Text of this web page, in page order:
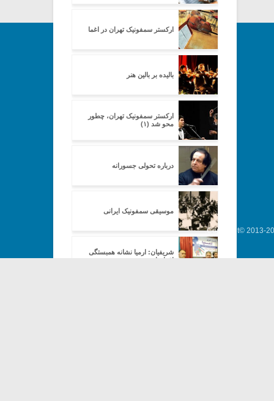
ارکستر سمفونیک تهران در اغما
بالیده بر بالین هنر
ارکستر سمفونیک تهران، چطور
محو شد (۱)
درباره تحولی جسورانه
موسیقی سمفونیک ایرانی
شریفیان: ارمیا نشانه همبستگی
اقوام است
Copyright© 2013-